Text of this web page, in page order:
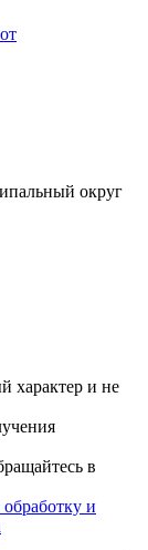
округ
характер и не
в
и